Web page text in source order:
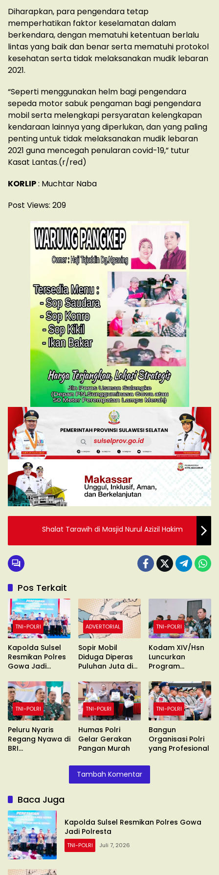
Diharapkan, para pengendara tetap
memperhatikan faktor keselamatan dalam
berkendara, dengan mematuhi ketentuan berlalu
lintas yang baik dan benar serta mematuhi protokol
kesehatan serta tidak melaksanakan mudik lebaran
2021.
“Seperti menggunakan helm bagi pengendara
sepeda motor sabuk pengaman bagi pengendara
mobil serta melengkapi persyaratan kelengkapan
kendaraan lainnya yang diperlukan, dan yang paling
penting untuk tidak melaksanakan mudik lebaran
2021 guna mencegah penularan covid-19,” tutur
Kasat Lantas.(r/red)
KORLIP: Muchtar Naba
Post Views: 209
Shalat Tarawih di Masjid Nurul Azizil Hakim
Pos Terkait
TNI-POLRI
Kapolda Sulsel
Resmikan Polres
Gowa Jadi
ADVERTORIAL
Sopir Mobil
Diduga Diperas
Puluhan Juta di
TNI-POLRI
Kodam XIV/Hsn
Luncurkan
Program
Jaringan
Internet
TNI-POLRI
Peluru Nyaris
Regang Nyawa di
BRI
TNI-POLRI
Humas Polri
Gelar Gerakan
Pangan Murah
TNI-POLRI
Bangun
Organisasi Polri
yang Profesional
Tambah Komentar
Baca Juga
Kapolda Sulsel Resmikan Polres Gowa
Jadi Polresta
TNI-POLRI Juli 7, 2026